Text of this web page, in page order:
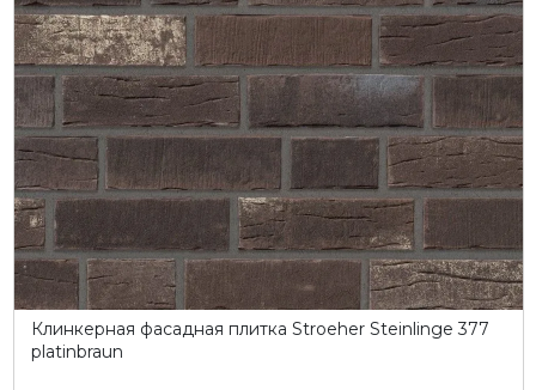
Клинкерная фасадная плитка Stroeher Steinlinge 377
platinbraun